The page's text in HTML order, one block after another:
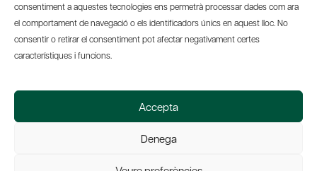
consentiment a aquestes tecnologies ens permetrà processar dades com ara
el comportament de navegació o els identificadors únics en aquest lloc. No
consentir o retirar el consentiment pot afectar negativament certes
característiques i funcions.
Accepta
Denega
Suscripció Newsletter
© 2026 Societat Econòmica Barcelonesa d'Amics del País
Web by Ideamatic